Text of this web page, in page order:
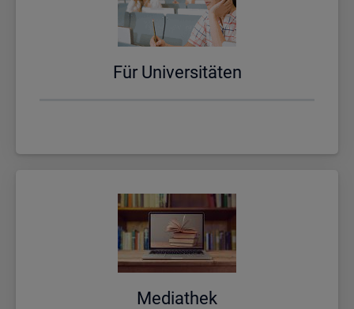
Für Uni­ver­si­tä­ten
Me­dia­thek